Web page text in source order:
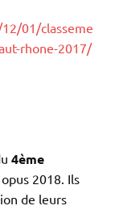
01/classeme
rhone-2017/
4ème
opus 2018. Ils
de leurs